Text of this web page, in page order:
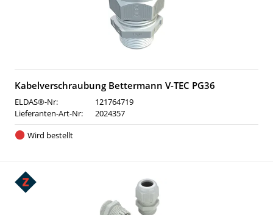
Kabelverschraubung Bettermann V-TEC PG36
ELDAS®-Nr:
121764719
Lieferanten-Art-Nr:
2024357
Wird bestellt